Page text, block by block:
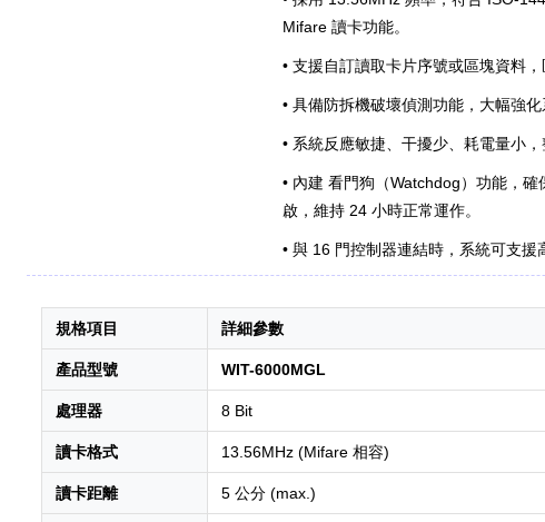
Mifare 讀卡功能。
• 支援自訂讀取卡片序號或區塊資料
• 具備防拆機破壞偵測功能，大幅強
• 系統反應敏捷、干擾少、耗電量小
• 內建 看門狗（Watchdog）功能，
啟，維持 24 小時正常運作。
• 與 16 門控制器連結時，系統可支
規格項目 詳細參數
產品型號 WIT-6000MGL
處理器 8 Bit
讀卡格式 13.56MHz (Mifare 相容)
讀卡距離 5 公分 (max.)